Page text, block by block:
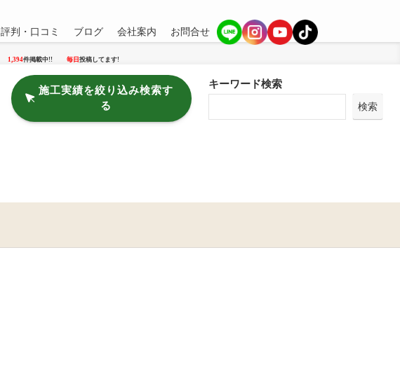
評判・口コミ
1,394件掲載中!!
ブログ
毎日 投稿してます!
会社案内 お問合せ
施工実績を絞り込み検索す
る
キーワード検索
検索